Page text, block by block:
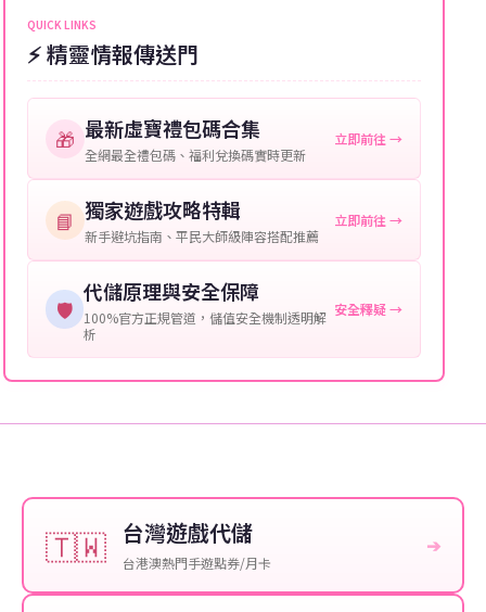
角色名稱：您遊戲中的角色名稱。
等級：角色的當前等級。
提供這些信息能幫助我們更快地處理您的代儲需求，確
保您盡享遊戲樂趣！
QUICK LINKS
⚡ 精靈情報傳送門
🎁 最新虛寶禮包碼合集
全網最全禮包碼、福利兌換碼實時更新
立即前往 →
📘 獨家遊戲攻略特輯
新手避坑指南、平民大師級陣容搭配推薦
立即前往 →
🛡️
代儲原理與安全保障
100%官方正規管道，儲值安全機制透明解
析
安全釋疑 →
🇹🇼 台灣遊戲代儲
台港澳熱門手遊點券/月卡
➔